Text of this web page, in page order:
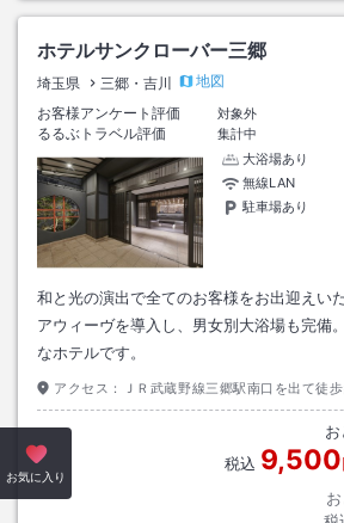
ホテルサンクローバー三郷
埼玉県 三郷・吉川
地図
お客様アンケート評価
対象外
るるぶトラベル評価
集計中
大浴場あり
無線LAN
駐車場あり
和と光の演出で全てのお客様をお出迎えい
アウィーヴを導入し、男女別大浴場も完備
なホテルです。
アクセス： ＪＲ武蔵野線三郷駅南口を出て徒
お
税込 9,500
お気に入り